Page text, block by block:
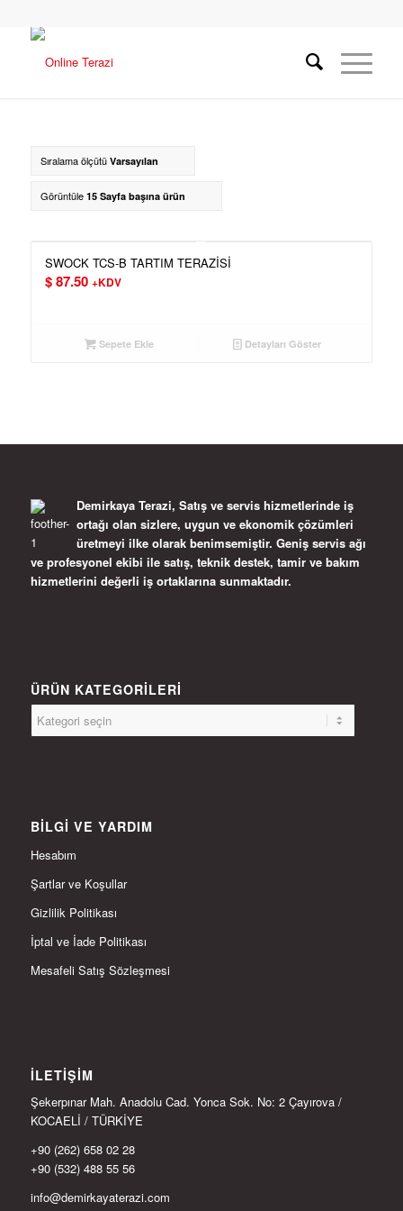
Sıralama ölçütü Varsayılan
Görüntüle 15 Sayfa başına ürün
SWOCK TCS-B TARTIM TERAZİSİ
$87.50 +KDV
Sepete Ekle Detayları Göster
Demirkaya Terazi, Satış ve servis hizmetlerinde iş
ortağı olan sizlere, uygun ve ekonomik çözümleri
üretmeyi ilke olarak benimsemiştir. Geniş servis ağı
ve profesyonel ekibi ile satış, teknik destek, tamir ve bakım
hizmetlerini değerli iş ortaklarına sunmaktadır.
ÜRÜN KATEGORILERI
BILGI VE YARDIM
Hesabım
Şartlar ve Koşullar
Gizlilik Politikası
İptal ve İade Politikası
Mesafeli Satış Sözleşmesi
İLETIŞIM
Şekerpınar Mah. Anadolu Cad. Yonca Sok. No: 2 Çayırova /
KOCAELİ / TÜRKİYE
+90 (262) 658 02 28
+90 (532) 488 55 56
info@demirkayaterazi.com